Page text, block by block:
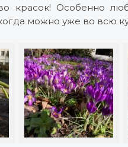
красок! Особенно
можно уже во всю